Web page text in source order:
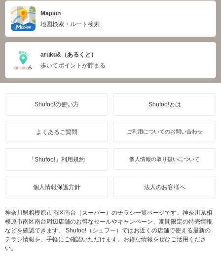
Mapion
地図検索・ルート検索
aruku&（あるくと）
歩いてポイントが貯まる
Shufoo!の使い方 Shufoo!とは
よくあるご質問 ご利用についてのお問い合わせ
「Shufoo!」利用規約 個人情報の取り扱いについて
個人情報保護方針 法人のお客様へ
神奈川県相模原市南区南台（スーパー）のチラシ一覧ページです。神奈川県相
模原市南区南台周辺店舗のお得なセールやキャンペーン、期間限定の特売情報
などを確認できます。 Shufoo!（シュフー）ではお近くの店舗で使える最新の
チラシ情報を、手軽にご確認いただけます。お得な情報をぜひご活用くださ
い。